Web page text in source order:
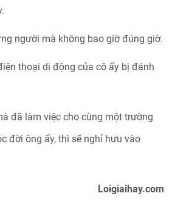
người mà không bao giờ đúng giờ.
thoại di động của cô ấy bị đánh
đã làm việc cho cùng một trường
đời ông ấy, thì sẽ nghỉ hưu vào
Loigiaihay.com